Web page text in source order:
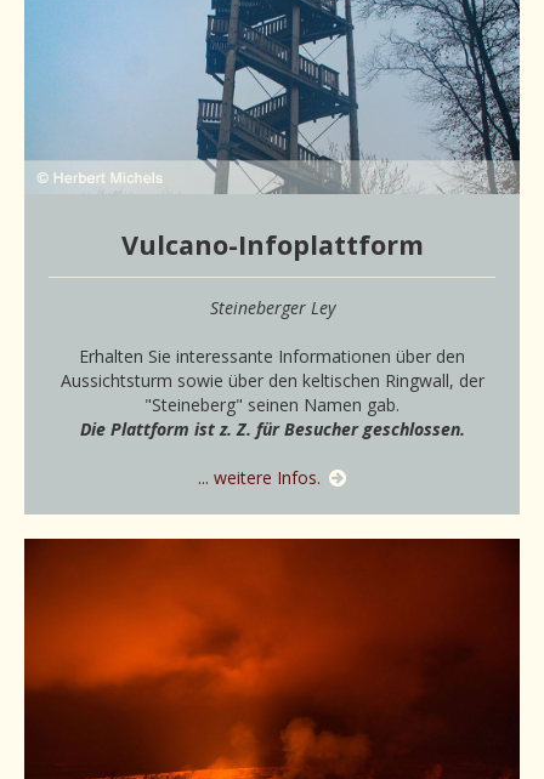
Vulcano-Infoplattform
Steineberger Ley
Erhalten Sie interessante Informationen über den
Aussichtsturm sowie über den keltischen Ringwall, der
"Steineberg" seinen Namen gab.
Die Plattform ist z. Z. für Besucher geschlossen.
... weitere Infos.